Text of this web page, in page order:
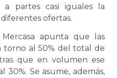
a partes casi iguales la
ofertas.
apunta que las
torno al 50% del total de
que en volumen ese
30%. Se asume, además,